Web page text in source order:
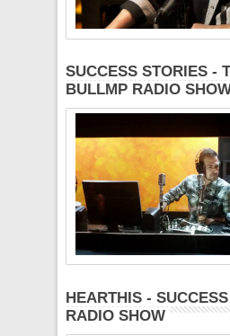
SUCCESS STORIES -
BULLMP RADIO
HEARTHIS -
RADIO SHOW